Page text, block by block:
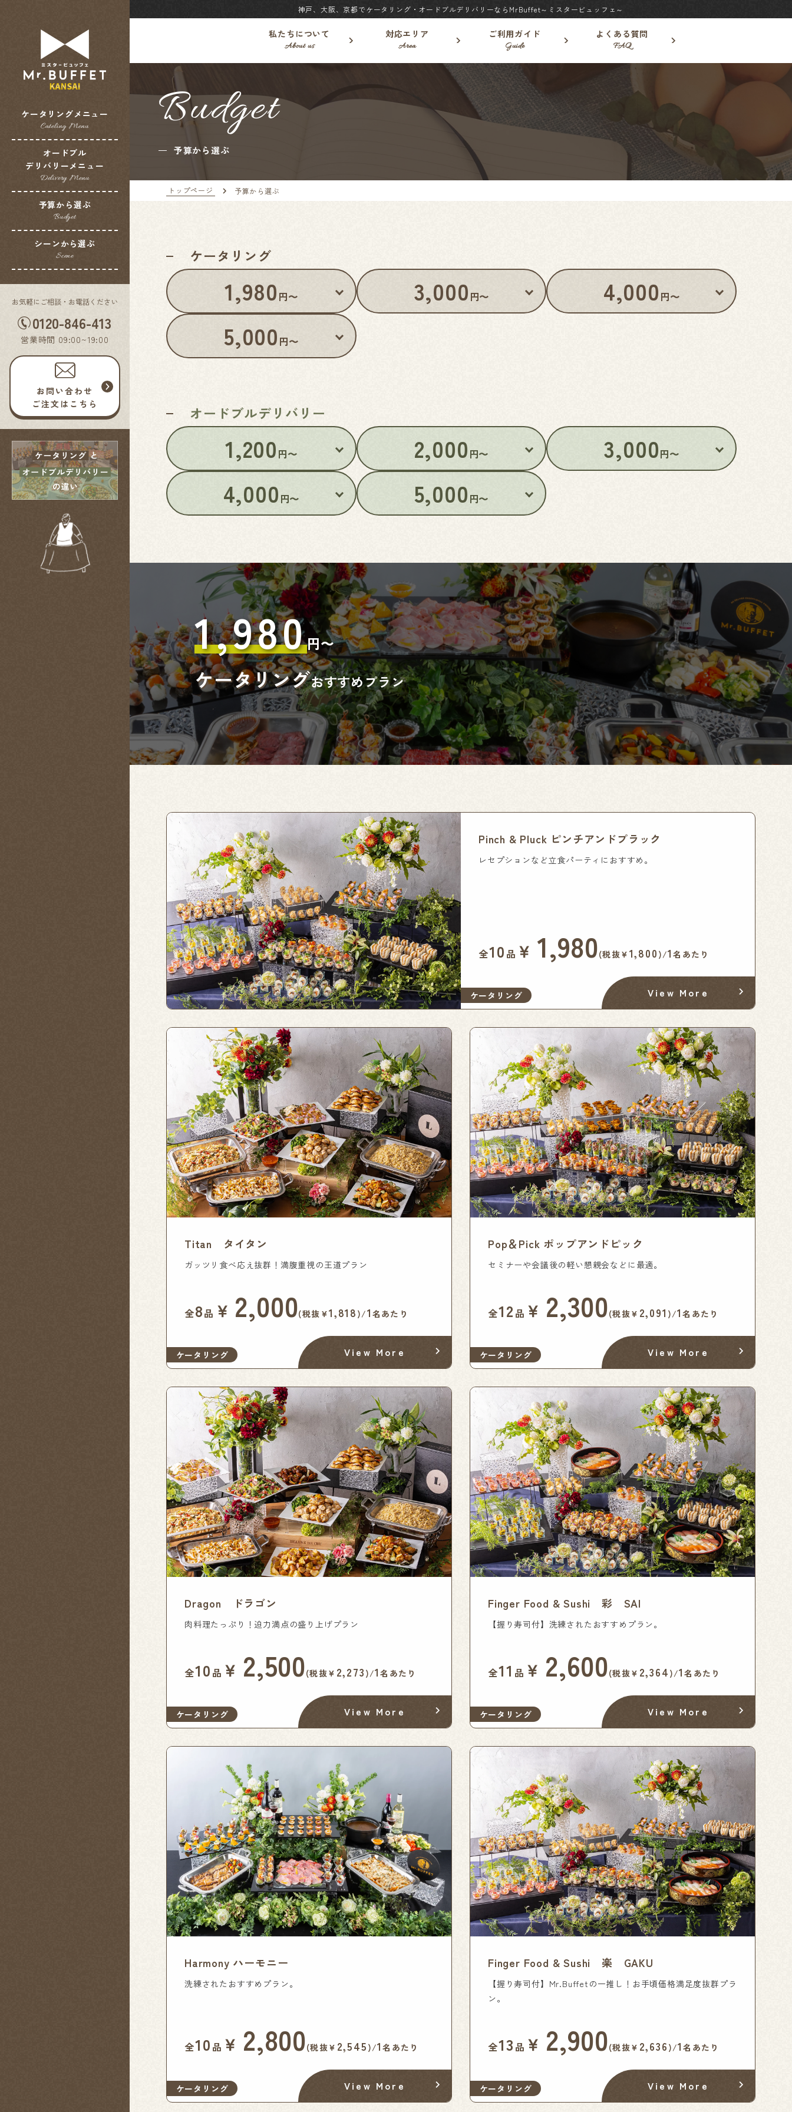
神戸、大阪、京都でケータリング・オードブルデリバリーならMrBuffet～ミスタービュッフェ～
私たちについて
About us
対応エリア
Area
ご利用ガイド
Guide
よくある質問
FAQ
ケータリングメニュー
Cateling Menu
オードブル
デリバリーメニュー
Delivery Menu
予算から選ぶ
Budget
シーンから選ぶ
Scene
お気軽にご相談・お電話ください
0120-846-413
営業時間 09:00~19:00
お問い合わせ
ご注文はこちら
Budget
予算から選ぶ
トップページ 予算から選ぶ
ケータリング
1,980 円〜 3,000 円〜 4,000 円〜
5,000 円〜
オードブルデリバリー
1,200 円〜 2,000 円〜 3,000円〜
4,000 円〜 5,000 円〜
1,980円〜
ケータリングおすすめプラン
Pinch & Pluck ピンチアンドプラック
レセプションなど立食パーティにおすすめ。
全10 品 ￥ 1,980(税抜¥ 1,800 )/1名あたり
View More
ケータリング
Titan タイタン
ガッツリ食べ応え抜群！満腹重視の王道プラン
全8品 ￥ 2,000(税抜¥1,818 )/1 名あたり
View More
ケータリング
Pop＆Pick ポップアンドピック
セミナーや会議後の軽い懇親会などに最適。
全12 品 ￥ 2,300(税抜¥ 2,091 )/1名あたり
View More
ケータリング
Dragon ドラゴン
肉料理たっぷり！迫力満点の盛り上げプラン
全10 品 ￥ 2,500(税抜¥ 2,273 )/1名あたり
View More
ケータリング
Finger Food & Sushi 彩 SAI
【握り寿司付】洗練されたおすすめプラン。
全11 品 ￥ 2,600(税抜¥ 2,364 )/1名あたり
View More
ケータリング
Harmony ハーモニー
洗練されたおすすめプラン。
全10 品 ￥ 2,800(税抜¥ 2,545 )/1名あたり
View More
ケータリング
Finger Food & Sushi 楽 GAKU
【握り寿司付】Mr.Buffetの一推し！お手頃価格満足度抜群プラ
ン。
全13 品 ￥ 2,900(税抜¥ 2,636 )/1名あたり
View More
ケータリング